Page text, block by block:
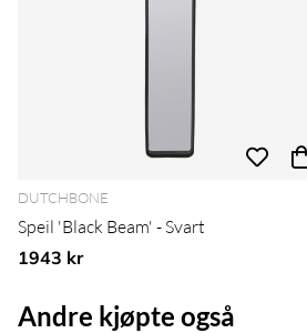
DUTCHBONE
Speil 'Black Beam' - Svart
1943 kr
Andre kjøpte også